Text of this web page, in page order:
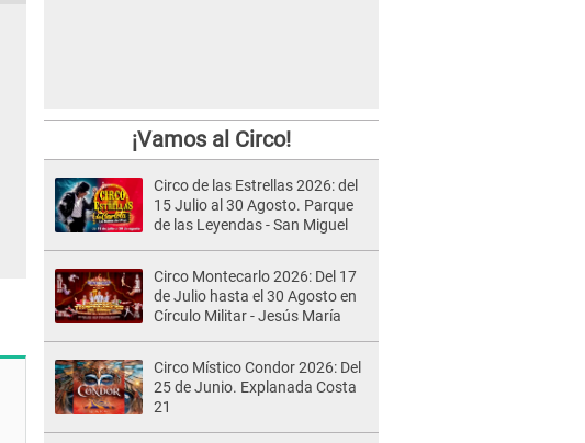
¡Vamos al Circo!
Circo de las Estrellas 2026: del
15 Julio al 30 Agosto. Parque
de las Leyendas - San Miguel
Circo Montecarlo 2026: Del 17
de Julio hasta el 30 Agosto en
Círculo Militar - Jesús María
Circo Místico Condor 2026: Del
25 de Junio. Explanada Costa
21